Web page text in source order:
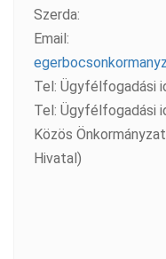
Szerda:
Email:
Tel: Ügyfélfogadási
Tel: Ügyfélfogadási
Közös
Hivatal)